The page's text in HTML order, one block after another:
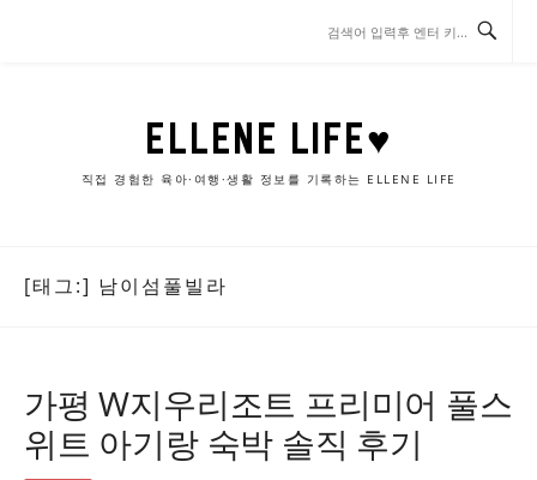
ELLENE LIFE♥
직접 경험한 육아·여행·생활 정보를 기록하는 ELLENE LIFE
[태그:] 남이섬풀빌라
가평 W지우리조트 프리미어 풀스
위트 아기랑 숙박 솔직 후기